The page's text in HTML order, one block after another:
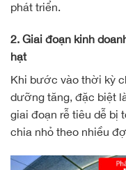
phát triển.
2. Giai đoạn kinh
hạt
Khi bước vào thời kỳ
dưỡng tăng, đặc biệt
giai đoạn rễ tiêu dễ bị
chia nhỏ theo nhiều